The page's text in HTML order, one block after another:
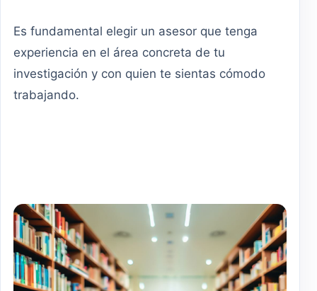
Es fundamental elegir un asesor que tenga
experiencia en el área concreta de tu
investigación y con quien te sientas cómodo
trabajando.